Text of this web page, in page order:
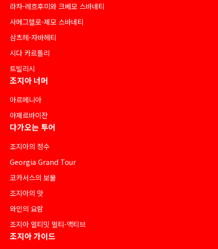
라차-레흐후미와 크베모 스바네티
사메그렐로-제모 스바네티
삼츠헤-자바헤티
시다 카르틀리
트빌리시
조지아 너머
아르메니아
아제르바이잔
다가오는 투어
조지아의 정수
Georgia Grand Tour
코카서스의 보물
조지아의 맛
와인의 요람
조지아 얼티밋 멀티-액티브
조지아 가이드